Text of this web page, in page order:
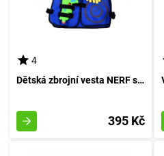
4
Dětská zbrojní vesta NERF s revolverem a střelivem - rudá
395 Kč